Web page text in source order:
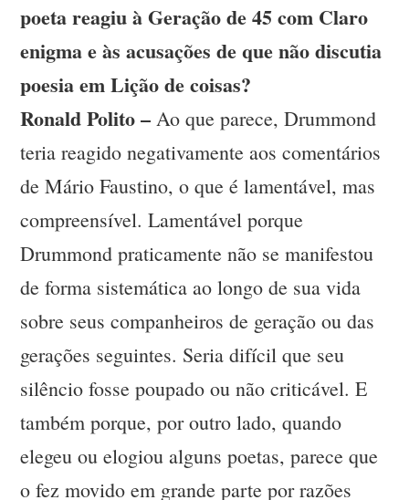
poeta reagiu à Geração de 45 com Claro
enigma e às acusações de que não discutia
poesia em Lição de coisas?
Ronald Polito – Ao que parece, Drummond
teria reagido negativamente aos comentários
de Mário Faustino, o que é lamentável, mas
compreensível. Lamentável porque
Drummond praticamente não se manifestou
de forma sistemática ao longo de sua vida
sobre seus companheiros de geração ou das
gerações seguintes. Seria difícil que seu
silêncio fosse poupado ou não criticável. E
também porque, por outro lado, quando
elegeu ou elogiou alguns poetas, parece que
o fez movido em grande parte por razões